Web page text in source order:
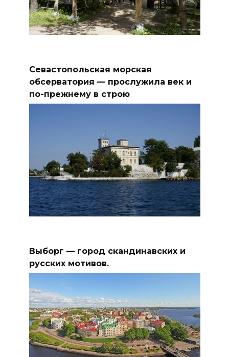
Севастопольская морская
обсерватория — прослужила век и
по-прежнему в строю
Выборг — город скандинавских и
русских мотивов.